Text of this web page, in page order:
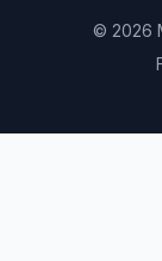
© 2026